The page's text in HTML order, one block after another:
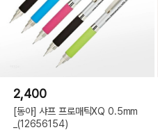
2,400
[동아] 샤프 프로매틱XQ 0.5mm
_(12656154)